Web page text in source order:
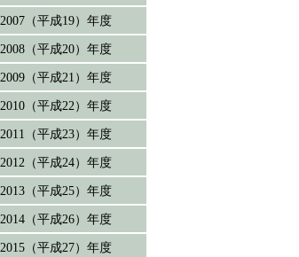
2007（平成19）年度
2008（平成20）年度
2009（平成21）年度
2010（平成22）年度
2011（平成23）年度
2012（平成24）年度
2013（平成25）年度
2014（平成26）年度
2015（平成27）年度